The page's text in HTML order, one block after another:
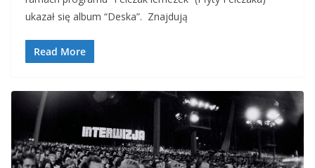
ukazał się album “Deska”. Znajdują
Read More